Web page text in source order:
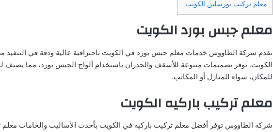
معلم تركيب بورسلين الكويت
معلم جبس بورد الكويت
تقدم شركة الطاووس خدمات معلم جبس بورد في الكويت باحترافية عالية ودقة في التنفيذ
الكويت. نوفر تصميمات متنوعة للأسقف والجدران باستخدام ألواح الجبس بورد، مما يضيف
للمكان، سواء للمنازل أو المكاتب.
معلم تركيب باركيه الكويت
شركة الطاووس توفر أفضل معلم تركيب باركيه في الكويت بأحدث الأساليب والخامات معلم